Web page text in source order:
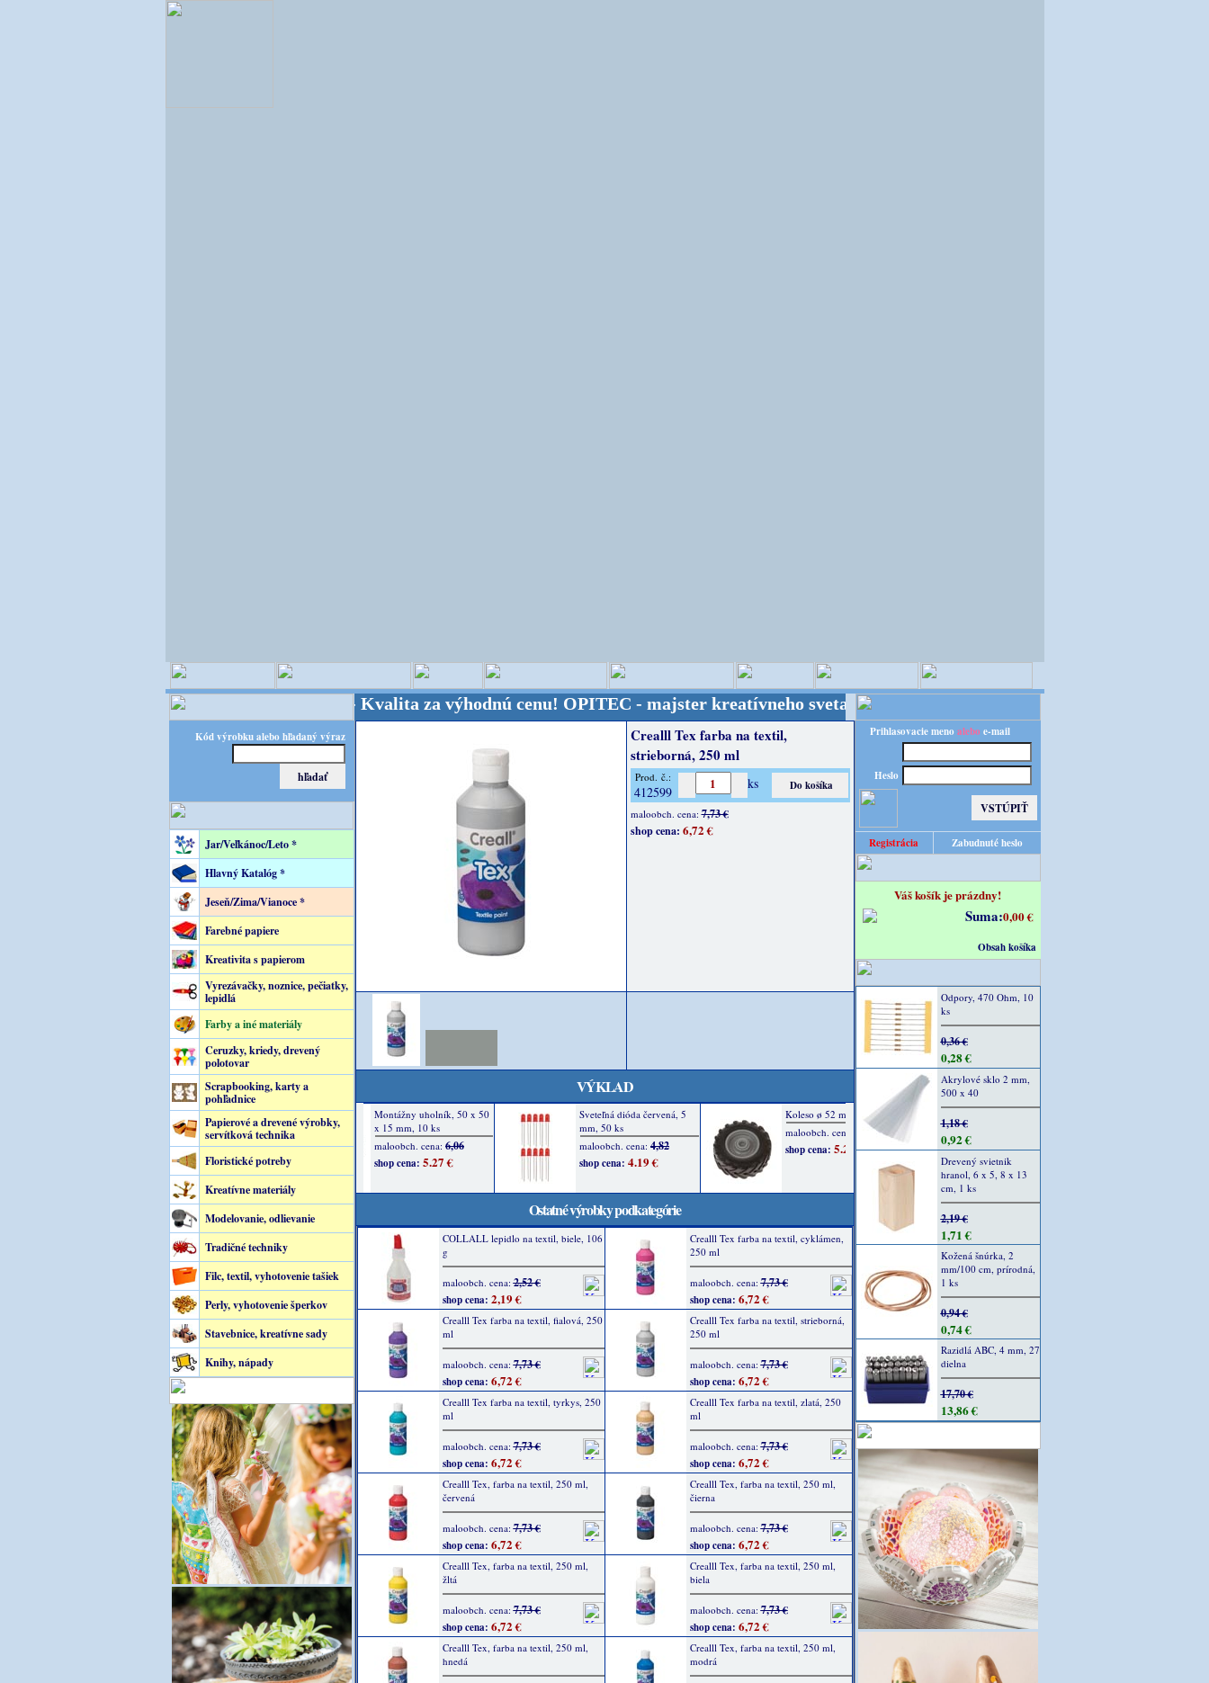
Kód výrobku alebo hľadaný výraz
Jar/Veľkánoc/Leto *
Hlavný Katalóg *
Jeseň/Zima/Vianoce *
Farebné papiere
Kreativita s papierom
Vyrezávačky, noznice, pečiatky,
lepidlá
Farby a iné materiály
Ceruzky, kriedy, drevený
polotovar
Scrapbooking, karty a
pohľadnice
Papierové a drevené výrobky,
servítková technika
Floristické potreby
Kreatívne materiály
Modelovanie, odlievanie
Tradičné techniky
Filc, textil, vyhotovenie tašiek
Perly, vyhotovenie šperkov
Stavebnice, kreatívne sady
Knihy, nápady
OPITEC - majster kreatívneho sveta - Kvalita za výhodnú cenu! OPITEC - majster kreatívneho sveta - Kvalita za výhodnú cenu!
Crealll Tex farba na textil,
strieborná, 250 ml
Prod. č.:
412599
ks
maloobch. cena:7,73 €
shop cena: 6,72 €
VÝKLAD
Ostatné výrobky podkategórie
COLLALL lepidlo na textil, biele, 106
g
maloobch. cena:2,52 €
shop cena: 2,19 €
Crealll Tex farba na textil, cyklámen,
250 ml
maloobch. cena:7,73 €
shop cena: 6,72 €
Crealll Tex farba na textil, fialová, 250
ml
maloobch. cena:7,73 €
shop cena: 6,72 €
Crealll Tex farba na textil, strieborná,
250 ml
maloobch. cena:7,73 €
shop cena: 6,72 €
Crealll Tex farba na textil, tyrkys, 250
ml
maloobch. cena:7,73 €
shop cena: 6,72 €
Crealll Tex farba na textil, zlatá, 250
ml
maloobch. cena:7,73 €
shop cena: 6,72 €
Crealll Tex, farba na textil, 250 ml,
červená
maloobch. cena:7,73 €
shop cena: 6,72 €
Crealll Tex, farba na textil, 250 ml,
čierna
maloobch. cena:7,73 €
shop cena: 6,72 €
Crealll Tex, farba na textil, 250 ml,
žltá
maloobch. cena:7,73 €
shop cena: 6,72 €
Crealll Tex, farba na textil, 250 ml,
biela
maloobch. cena:7,73 €
shop cena: 6,72 €
Crealll Tex, farba na textil, 250 ml,
hnedá
Crealll Tex, farba na textil, 250 ml,
modrá
Prihlasovacie meno alebo e-mail
Heslo
Registrácia Zabudnuté heslo
Váš košík je prázdny!
Suma:0,00 €
Obsah košíka
Odpory, 470 Ohm, 10
ks
0,36 €
0,28 €
Akrylové sklo 2 mm,
500 x 40
1,18 €
0,92 €
Drevený svietnik
hranol, 6 x 5, 8 x 13
cm, 1 ks
2,19 €
1,71 €
Kožená šnúrka, 2
mm/100 cm, prírodná,
1 ks
0,94 €
0,74 €
Razidlá ABC, 4 mm, 27
dielna
17,70 €
13,86 €